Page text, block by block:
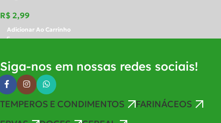
R$
Adicionar Ao Carrinho
Siga-nos em nossas redes sociais!
TEMPEROS E CONDIMENTOS
FARINÁCEOS